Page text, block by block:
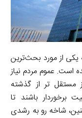
یکی از مورد بحث‌ترین
عموم مردم نیاز
مستقل تر از گذشته
برخوردار باشند تا
شاخه رو به رشدی